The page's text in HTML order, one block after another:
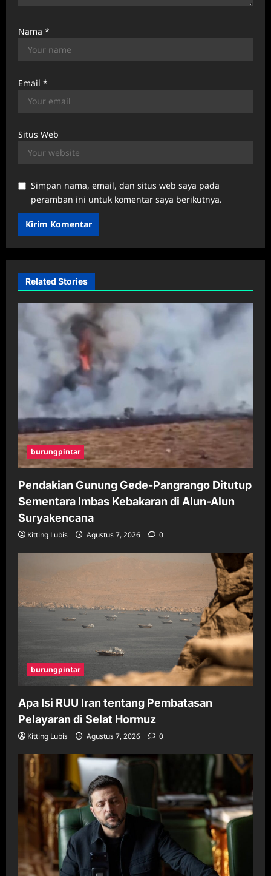
Nama *
Email *
Situs Web
Simpan nama, email, dan situs web saya pada
peramban ini untuk komentar saya berikutnya.
Related Stories
burungpintar
Pendakian Gunung Gede-Pangrango Ditutup
Sementara Imbas Kebakaran di Alun-Alun
Suryakencana
Kitting Lubis Agustus 7, 2026 0
burungpintar
Apa Isi RUU Iran tentang Pembatasan
Pelayaran di Selat Hormuz
Kitting Lubis Agustus 7, 2026 0